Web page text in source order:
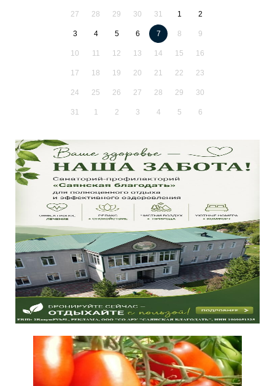
27 28 29 30 31 1 2
3 4 5 6 7 8 9
10 11 12 13 14 15 16
17 18 19 20 21 22 23
24 25 26 27 28 29 30
31 1 2 3 4 5 6